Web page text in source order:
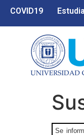
COVID19
Se